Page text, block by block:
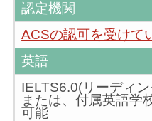
認定機関
ACSの認可を受けて
英語
IELTS6.0(リーディ
または、付属英語学
可能